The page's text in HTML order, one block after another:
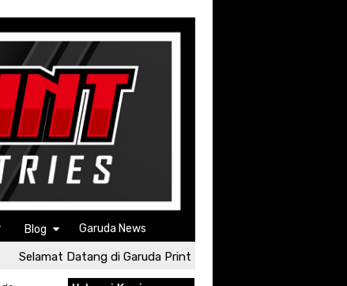
Blog Garuda News
Selamat Datang di Garuda Print